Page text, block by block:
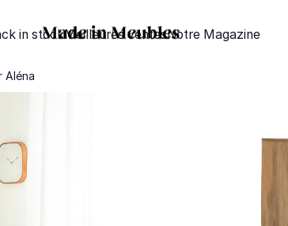
in stockMeilleures ventesNotre Magazine
Aléna